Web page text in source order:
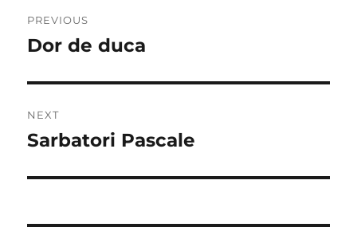
navigation
PREVIOUS
Previous
Dor de duca
NEXT
Next
Sarbatori Pascale